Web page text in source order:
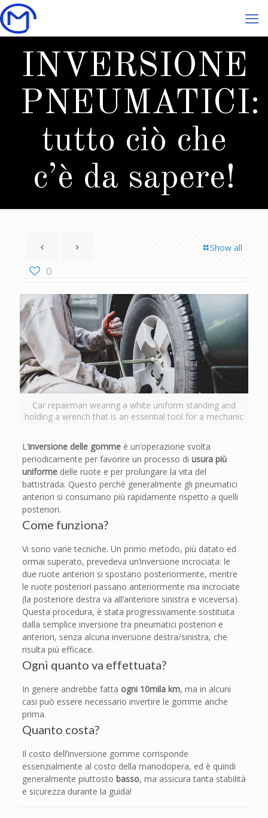
INVERSIONE
PNEUMATICI:
tutto ciò che
c’è da sapere!
Show all
0
Car repairman wearing a white uniform standing and
holding a wrench that is an essential tool for a mechanic
L’inversione delle gommeè un’operazione svolta
periodicamente per favorire un processo di usura più
uniformedelle ruote e per prolungare la vita del
battistrada. Questo perché generalmente gli pneumatici
anteriori si consumano più rapidamente rispetto a quelli
posteriori.
Come funziona?
Vi sono varie tecniche. Un primo metodo, più datato ed
ormai superato, prevedeva un’inversione incrociata: le
due ruote anteriori si spostano posteriormente, mentre
le ruote posteriori passano anteriormente ma incrociate
(la posteriore destra va all’anteriore sinistra e viceversa).
Questa procedura, è stata progressivamente sostituita
dalla semplice inversione tra pneumatici posteriori e
anteriori, senza alcuna inversione destra/sinistra, che
risulta più efficace.
Ogni quanto va effettuata?
In genere andrebbe fatta ogni 10mila km, ma in alcuni
casi può essere necessario invertire le gomme anche
prima.
Quanto costa?
Il costo dell’inversione gomme corrisponde
essenzialmente al costo della manodopera, ed è quindi
generalmente piuttosto basso, ma assicura tanta stabilità
e sicurezza durante la guida!